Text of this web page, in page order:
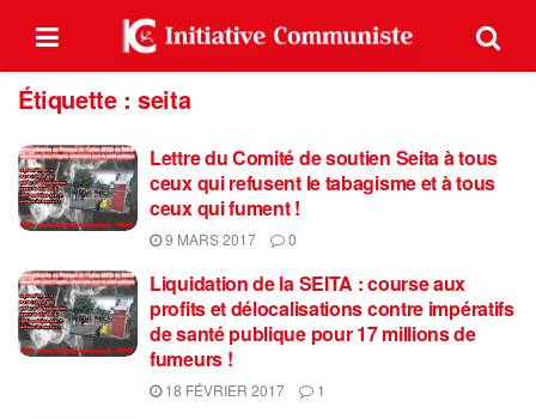
Étiquette :seita
Lettre du Comité de soutien Seita à tous
ceux qui refusent le tabagisme et à tous
ceux qui fument !
9 MARS 2017 0
Liquidation de la SEITA : course aux
profits et délocalisations contre impératifs
de santé publique pour 17 millions de
fumeurs !
18 FÉVRIER 2017 1